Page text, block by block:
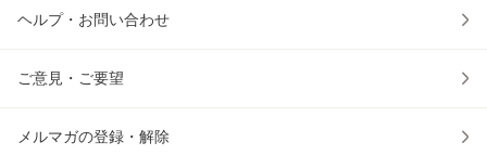
ヘルプ・お問い合わせ
ご意見・ご要望
メルマガの登録・解除